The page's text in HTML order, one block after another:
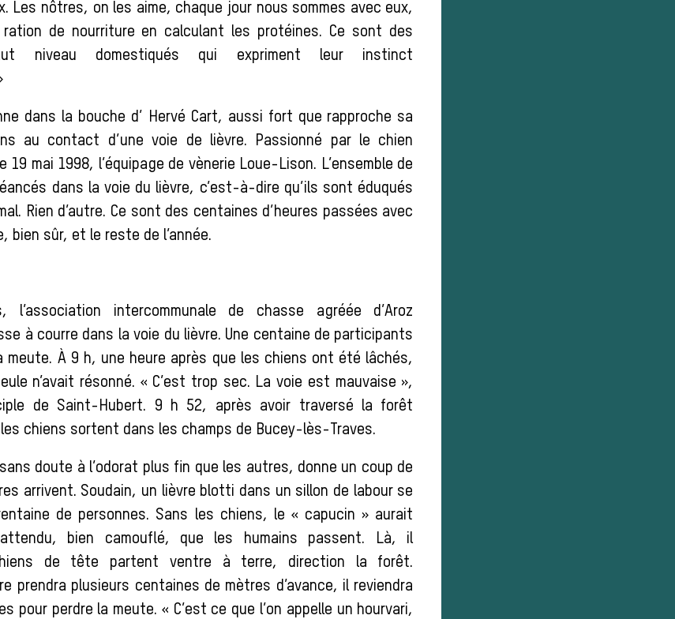
Les nôtres, on les aime, chaque jour nous sommes avec eux,
de nourriture en calculant les protéines. Ce sont des
niveau domestiqués qui expriment leur instinct
dans la bouche d’ Hervé Cart, aussi fort que rapproche sa
au contact d’une voie de lièvre. Passionné par le chien
mai 1998, l’équipage de vènerie Loue-Lison. L’ensemble de
dans la voie du lièvre, c’est-à-dire qu’ils sont éduqués
Rien d’autre. Ce sont des centaines d’heures passées avec
bien sûr, et le reste de l’année.
l’association intercommunale de chasse agréée d’Aroz
à courre dans la voie du lièvre. Une centaine de participants
meute. À 9 h, une heure après que les chiens ont été lâchés,
n’avait résonné. « C’est trop sec. La voie est mauvaise »,
de Saint-Hubert. 9 h 52, après avoir traversé la forêt
les chiens sortent dans les champs de Bucey-lès-Traves.
doute à l’odorat plus fin que les autres, donne un coup de
arrivent. Soudain, un lièvre blotti dans un sillon de labour se
de personnes. Sans les chiens, le « capucin » aurait
bien camouflé, que les humains passent. Là, il
de tête partent ventre à terre, direction la forêt.
prendra plusieurs centaines de mètres d’avance, il reviendra
pour perdre la meute. « C’est ce que l’on appelle un hourvari,